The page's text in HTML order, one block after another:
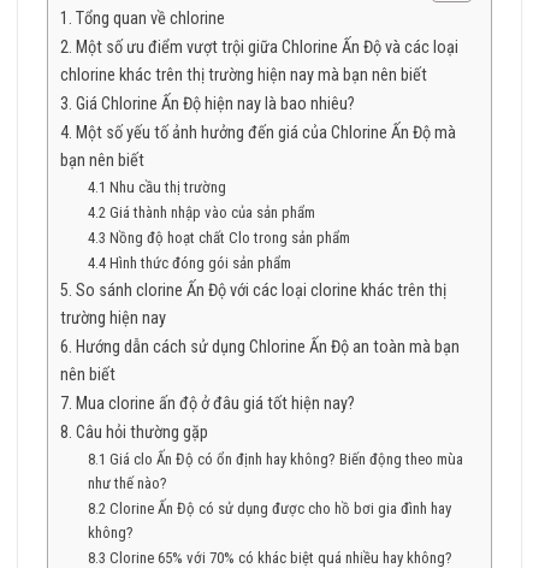
1. Tổng quan về chlorine
2. Một số ưu điểm vượt trội giữa Chlorine Ấn Độ và các loại
chlorine khác trên thị trường hiện nay mà bạn nên biết
3. Giá Chlorine Ấn Độ hiện nay là bao nhiêu?
4. Một số yếu tố ảnh hưởng đến giá của Chlorine Ấn Độ mà
bạn nên biết
4.1 Nhu cầu thị trường
4.2 Giá thành nhập vào của sản phẩm
4.3 Nồng độ hoạt chất Clo trong sản phẩm
4.4 Hình thức đóng gói sản phẩm
5. So sánh clorine Ấn Độ với các loại clorine khác trên thị
trường hiện nay
6. Hướng dẫn cách sử dụng Chlorine Ấn Độ an toàn mà bạn
nên biết
7. Mua clorine ấn độ ở đâu giá tốt hiện nay?
8. Câu hỏi thường gặp
8.1 Giá clo Ấn Độ có ổn định hay không? Biến động theo mùa
như thế nào?
8.2 Clorine Ấn Độ có sử dụng được cho hồ bơi gia đình hay
không?
8.3 Clorine 65% với 70% có khác biệt quá nhiều hay không?